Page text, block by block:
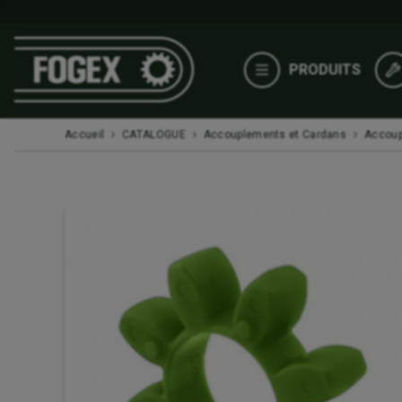
PRODUITS
Accueil CATALOGUE Accouplements et Cardans